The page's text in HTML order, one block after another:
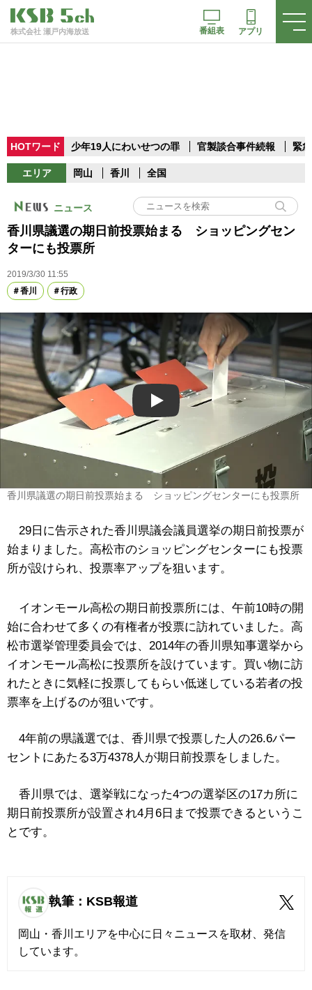
株式会社 瀬戸内海放送 番組表 アプリ
HOTワード 少年19人にわいせつの罪 官製談合事件続報 緊
エリア 岡山 香川 全国
ニュース
香川県議選の期日前投票始まる ショッピングセン
ターにも投票所
2019/3/30 11:55
香川
行政
Play
香川県議選の期日前投票始まる ショッピングセンターにも投票所
29日に告示された香川県議会議員選挙の期日前投票が
始まりました。高松市のショッピングセンターにも投票
所が設けられ、投票率アップを狙います。
イオンモール高松の期日前投票所には、午前10時の開
始に合わせて多くの有権者が投票に訪れていました。高
松市選挙管理委員会では、2014年の香川県知事選挙から
イオンモール高松に投票所を設けています。買い物に訪
れたときに気軽に投票してもらい低迷している若者の投
票率を上げるのが狙いです。
4年前の県議選では、香川県で投票した人の26.6パー
セントにあたる3万4378人が期日前投票をしました。
香川県では、選挙戦になった4つの選挙区の17カ所に
期日前投票所が設置され4月6日まで投票できるというこ
とです。
執筆：KSB報道
岡山・香川エリアを中心に日々ニュースを取材、発信
しています。